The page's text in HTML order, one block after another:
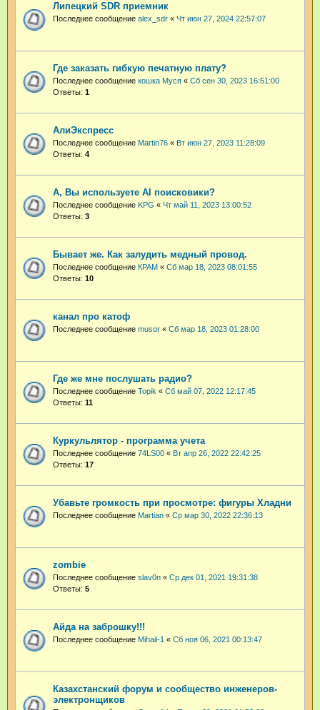
Липецкий SDR приемник
Последнее сообщение alex_sdr « Чт июн 27, 2024 22:57:07
Где заказать гибкую печатную плату?
Последнее сообщение кошка Муся « Сб сен 30, 2023 16:51:00
Ответы: 1
АлиЭкспресс
Последнее сообщение Martin76 « Вт июн 27, 2023 11:28:09
Ответы: 4
А, Вы используете AI поисковики?
Последнее сообщение KPG « Чт май 11, 2023 13:00:52
Ответы: 3
Бывает же. Как залудить медный провод.
Последнее сообщение КРАМ « Сб мар 18, 2023 08:01:55
Ответы: 10
канал про катоф
Последнее сообщение musor « Сб мар 18, 2023 01:28:00
Где же мне послушать радио?
Последнее сообщение Topik « Сб май 07, 2022 12:17:45
Ответы: 11
Куркульлятор - программа учета
Последнее сообщение 74LS00 « Вт апр 26, 2022 22:42:25
Ответы: 17
Убавьте громкость при просмотре: фигуры Хладни
Последнее сообщение Martian « Ср мар 30, 2022 22:36:13
zombie
Последнее сообщение slav0n « Ср дек 01, 2021 19:31:38
Ответы: 5
Айда на заброшку!!!
Последнее сообщение Mihail-1 « Сб ноя 06, 2021 00:13:47
Казахстанский форум и сообщество инженеров-
электронщиков